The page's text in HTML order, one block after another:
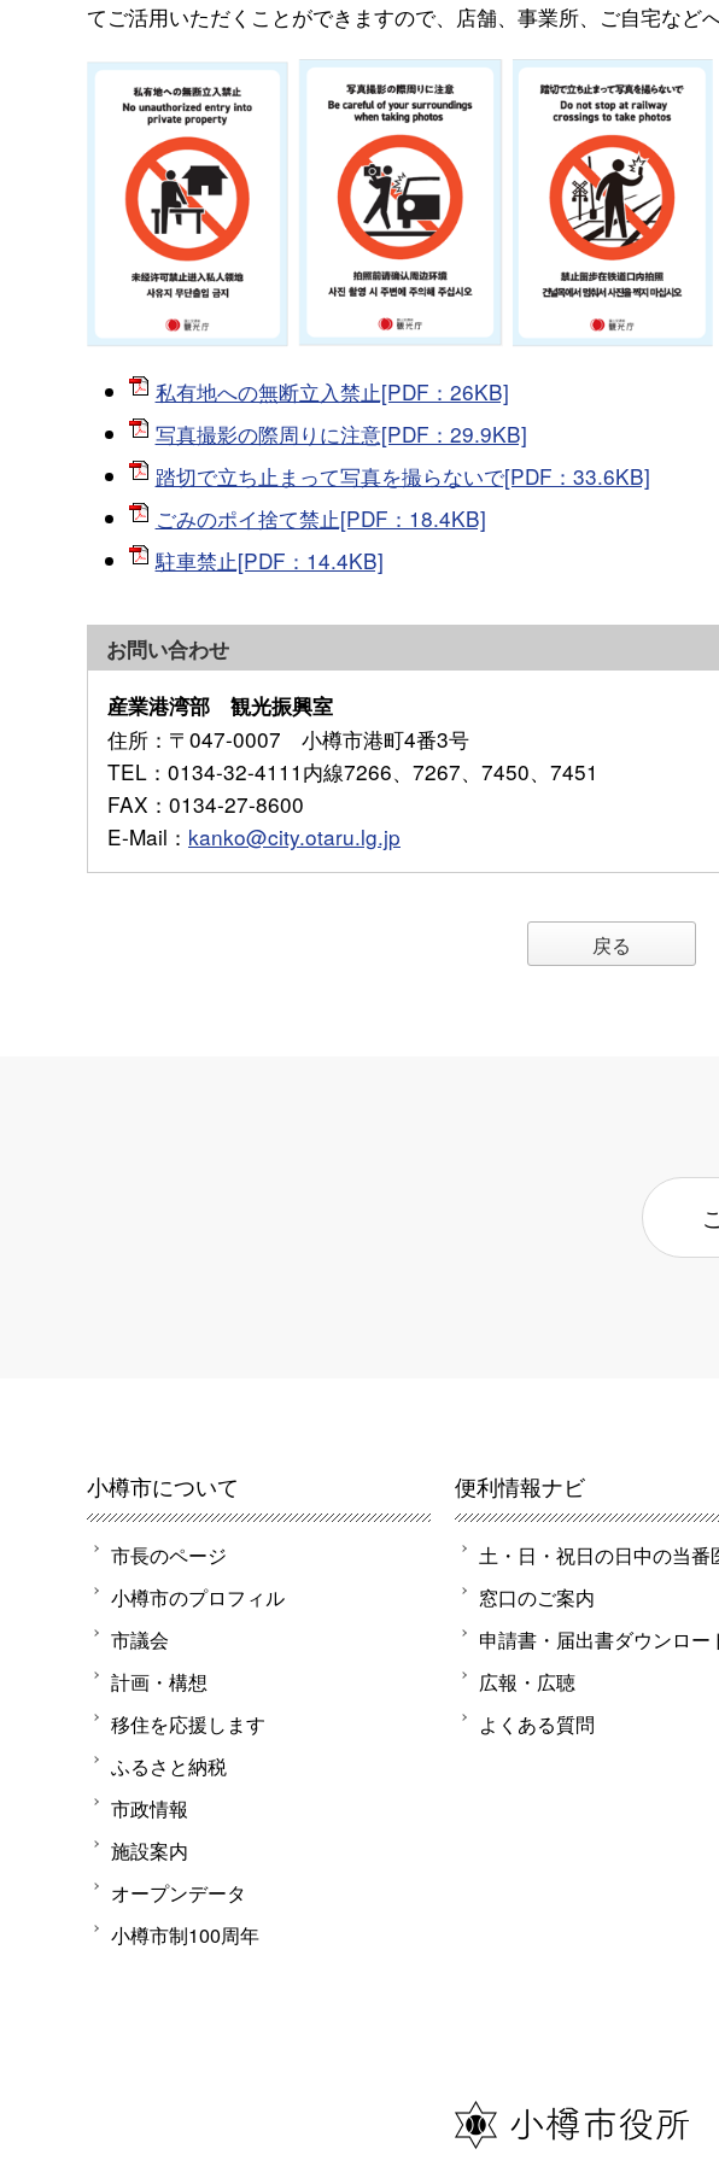
てご活用いただくことができますので、店舗、事業所、ご自宅など
私有地への無断立入禁止[PDF：26KB]
写真撮影の際周りに注意[PDF：29.9KB]
踏切で立ち止まって写真を撮らないで[PDF：33.6KB]
ごみのポイ捨て禁止[PDF：18.4KB]
駐車禁止[PDF：14.4KB]
お問い合わせ
産業港湾部 観光振興室
住所 ：〒047-0007 小樽市港町4番3号
TEL ：0134-32-4111内線7266、7267、7450、7451
FAX ：0134-27-8600
E-Mail ： kanko@city.otaru.lg.jp
戻る
小樽市について
市長のページ
小樽市のプロフィル
市議会
計画・構想
移住を応援します
ふるさと納税
市政情報
施設案内
オープンデータ
小樽市制100周年
便利情報ナビ
土・日・祝日の日中の当番
窓口のご案内
申請書・届出書ダウンロー
広報・広聴
よくある質問